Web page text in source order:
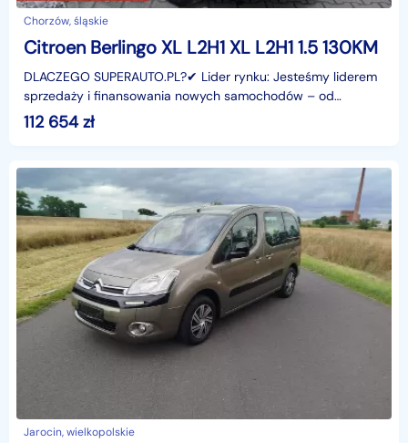
Chorzów, śląskie
Citroen Berlingo XL L2H1 XL L2H1 1.5 130KM
DLACZEGO SUPERAUTO.PL?✔ Lider rynku: Jesteśmy liderem
sprzedaży i finansowania nowych samochodów – od
osobowych, przez dostawcze, po segment premium.✔
Zaufanie
112 654zł
Jarocin, wielkopolskie